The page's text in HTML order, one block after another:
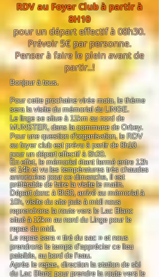
RDV au Foyer Club à partir à
8H10
pour un départ effectif à 08h30.
Prévoir 5€ par personne.
Penser à faire le plein avant de
partir..!
Bonjour à tous.
Pour cette prochaine virée moto, le thème
sera la visite du mémorial du LINGE.
Le linge se situe à 11km au nord de
MUNSTER, dans la commune de Orbey.
Pour une question d’organisation, le RDV
au foyer club est prévu à partir de 8h10
pour un départ effectif à 8h30.
En effet, le mémorial étant fermé entre 12h
et 14h et vu les températures très chaudes
annoncées pour ce dimanche, il est
préférable de faire la visite le matin.
Départ donc à 8h30, arrivé au mémorial à
10h, visite du site puis à midi nous
reprendrons la route vers le Lac Blanc
situé à 12km au nord du Linge pour le
repas du midi.
Le repas sera « tiré du sac » et nous
prendrons le temps d’apprécier ce lieu
paisible, au bord de l’eau.
Après le repas, direction la station de ski
du Lac Blanc pour prendre la route vers le